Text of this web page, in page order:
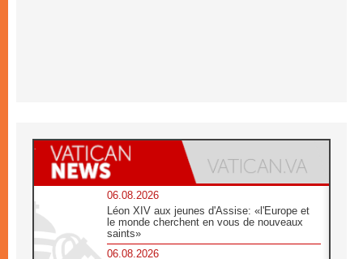
06.08.2026
Léon XIV aux jeunes d'Assise: «l'Europe et
le monde cherchent en vous de nouveaux
saints»
06.08.2026